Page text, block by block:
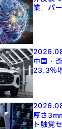
業、パ
中国・
23.3％
厚さ
ト触覚